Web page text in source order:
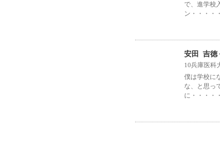
で、進学校
ン・・・・
安田 吉徳
10兵庫医科
僕は学校に
な、と思っ
に・・・・